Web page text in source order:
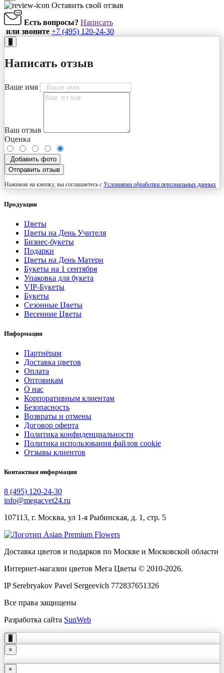
Оставить свой отзыв
Есть вопросы? Написать
или звоните +7 (495) 120-24-30
+
Написать отзыв
Ваше имя
Ваш отзыв
Оценка
Добавить фото
Отправить отзыв
Нажимая на кнопку, вы соглашаетесь с Условиями обработки персональных данных
Продукция
Цветы
Цветы на День Учителя
Бизнес-букеты
Подарки
Цветы на День Матери
Букеты на 1 сентября
Упаковка для букета
VIP-Букеты
Букеты
Сезонные Цветы
Весенние Цветы
Информация
Партнёрам
Доставка цветов
Оплата
Оптовикам
О нас
Корпоративным клиентам
Безопасность
Возвраты и отмены
Договор оферта
Политика конфиденциальности
Политика использования файлов cookie
Отзывы клиентов
Контактная информация
8 (495) 120-24-30
info@megacvet24.ru
107113, г. Москва, ул 1-я Рыбинская, д. 1, стр. 5
Доставка цветов и подарков по Москве и Московской области
Интернет-магазин цветов Мега Цветы © 2010-2026.
IP Serebryakov Pavel Sergeevich 772837651326
Все права защищены
Разработка сайта SunWeb
+
×
×